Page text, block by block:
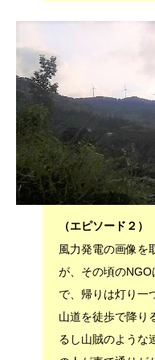
（エピソード２）
風力発電の画像を
が、その頃の
で、帰りは灯り一
山道を徒歩で降り
るし山賊のような